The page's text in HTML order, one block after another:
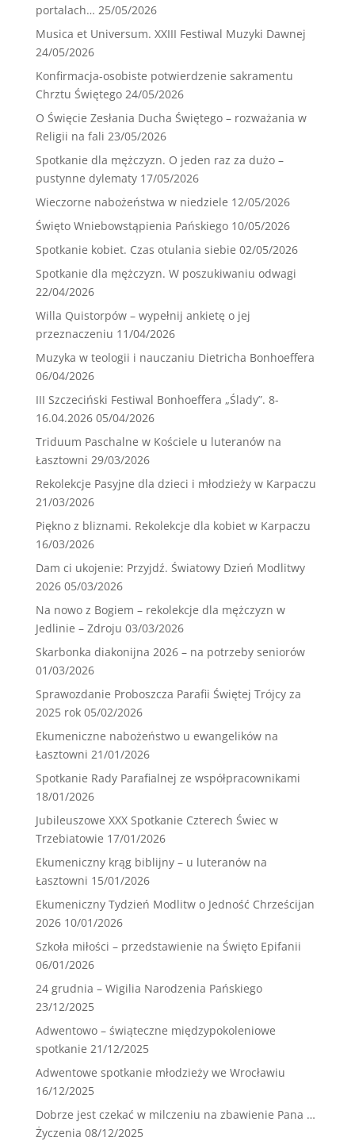
portalach… 25/05/2026
Musica et Universum. XXIII Festiwal Muzyki Dawnej
24/05/2026
Konfirmacja-osobiste potwierdzenie sakramentu
Chrztu Świętego 24/05/2026
O Święcie Zesłania Ducha Świętego – rozważania w
Religii na fali 23/05/2026
Spotkanie dla mężczyzn. O jeden raz za dużo –
pustynne dylematy 17/05/2026
Wieczorne nabożeństwa w niedziele 12/05/2026
Święto Wniebowstąpienia Pańskiego 10/05/2026
Spotkanie kobiet. Czas otulania siebie 02/05/2026
Spotkanie dla mężczyzn. W poszukiwaniu odwagi
22/04/2026
Willa Quistorpów – wypełnij ankietę o jej
przeznaczeniu 11/04/2026
Muzyka w teologii i nauczaniu Dietricha Bonhoeffera
06/04/2026
III Szczeciński Festiwal Bonhoeffera „Ślady”. 8-
16.04.2026 05/04/2026
Triduum Paschalne w Kościele u luteranów na
Łasztowni 29/03/2026
Rekolekcje Pasyjne dla dzieci i młodzieży w Karpaczu
21/03/2026
Piękno z bliznami. Rekolekcje dla kobiet w Karpaczu
16/03/2026
Dam ci ukojenie: Przyjdź. Światowy Dzień Modlitwy
2026 05/03/2026
Na nowo z Bogiem – rekolekcje dla mężczyzn w
Jedlinie – Zdroju 03/03/2026
Skarbonka diakonijna 2026 – na potrzeby seniorów
01/03/2026
Sprawozdanie Proboszcza Parafii Świętej Trójcy za
2025 rok 05/02/2026
Ekumeniczne nabożeństwo u ewangelików na
Łasztowni 21/01/2026
Spotkanie Rady Parafialnej ze współpracownikami
18/01/2026
Jubileuszowe XXX Spotkanie Czterech Świec w
Trzebiatowie 17/01/2026
Ekumeniczny krąg biblijny – u luteranów na
Łasztowni 15/01/2026
Ekumeniczny Tydzień Modlitw o Jedność Chrześcijan
2026 10/01/2026
Szkoła miłości – przedstawienie na Święto Epifanii
06/01/2026
24 grudnia – Wigilia Narodzenia Pańskiego
23/12/2025
Adwentowo – świąteczne międzypokoleniowe
spotkanie 21/12/2025
Adwentowe spotkanie młodzieży we Wrocławiu
16/12/2025
Dobrze jest czekać w milczeniu na zbawienie Pana …
Życzenia 08/12/2025